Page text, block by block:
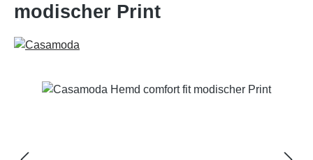
modischer Print
Bildergalerie überspringen